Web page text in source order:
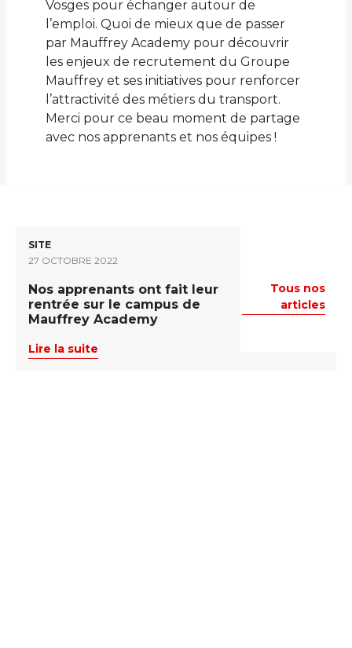
Vosges pour échanger autour de
l’emploi. Quoi de mieux que de passer
par Mauffrey Academy pour découvrir
les enjeux de recrutement du Groupe
Mauffrey et ses initiatives pour renforcer
l’attractivité des métiers du transport.
Merci pour ce beau moment de partage
avec nos apprenants et nos équipes !
Vous aimerez aussi
Tous nos
articles
SITE
27 OCTOBRE 2022
Nos apprenants ont fait leur
rentrée sur le campus de
Mauffrey Academy
Lire la suite